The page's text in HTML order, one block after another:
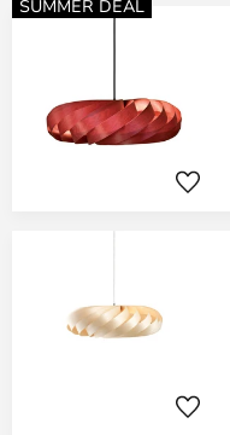
SUMMER DEAL